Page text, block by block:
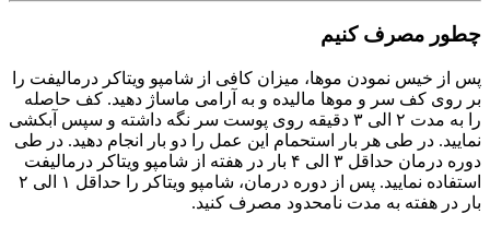
چطور مصرف کنیم
پس از خیس نمودن موها، میزان کافی از شامپو ویتاکر درمالیفت را
بر روی کف سر و موها مالیده و به آرامی ماساژ دهید. کف حاصله
را به مدت ۲ الی ۳ دقیقه روی پوست سر نگه داشته و سپس آبکشی
نمایید. در طی هر بار استحمام این عمل را دو بار انجام دهید. در طی
دوره درمان حداقل ۳ الی ۴ بار در هفته از شامپو ویتاکر درمالیفت
استفاده نمایید. پس از دوره درمان، شامپو ویتاکر را حداقل ۱ الی ۲
بار در هفته به مدت نامحدود مصرف کنید.